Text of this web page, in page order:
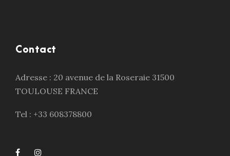
Contact
Adresse : 20 avenue de la Roseraie 31500
TOULOUSE FRANCE
Tel : +33 608378800